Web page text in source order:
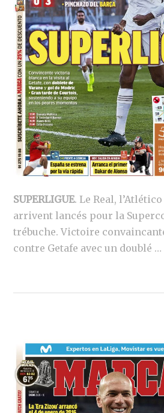
SUPERLIGUE. Le Real,
arrivent lancés pour la
trébuche. Victoire
contre Getafe avec un doublé …